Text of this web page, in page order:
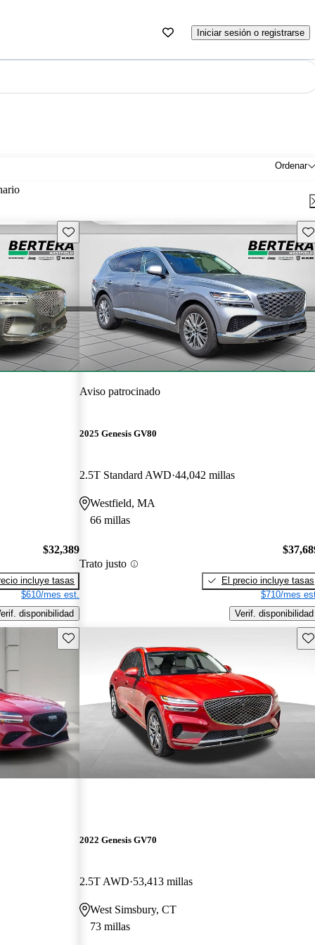
Iniciar sesión o registrarse
Ordenar
Guarda este Aviso
$32,389
incluye tasas
$610/mes est.
disponibilidad
Aviso patrocinado
2025 Genesis GV80
2.5T Standard AWD 44,042 millas
Westfield, MA
66 millas
Trato justo
El precio incluye tasas
$710/mes
Verif. disponibilidad
Guarda este Aviso
2022 Genesis GV70
2.5T AWD 53,413 millas
West Simsbury, CT
73 millas